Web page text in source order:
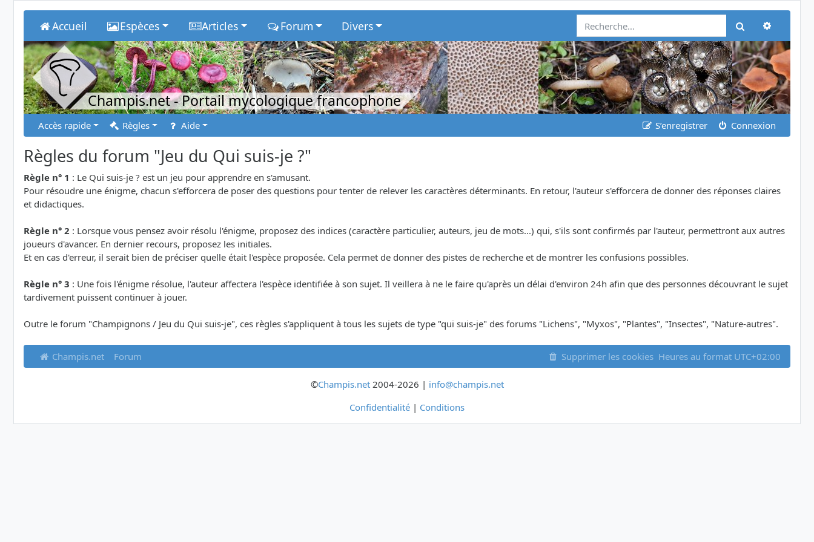
Accueil Espèces Articles Forum Divers Rechercher
Champis.net- Portail mycologique francophone
Accès rapide Règles Aide S’enregistrer Connexion
Règles du forum "Jeu du Qui suis-je ?"
Règle n° 1 : Le Qui suis-je ? est un jeu pour apprendre en s'amusant.
Pour résoudre une énigme, chacun s'efforcera de poser des questions pour tenter de relever les caractères déterminants. En retour, l'auteur s'efforcera de donner des réponses claires
et didactiques.
Règle n° 2 : Lorsque vous pensez avoir résolu l'énigme, proposez des indices (caractère particulier, auteurs, jeu de mots...) qui, s'ils sont confirmés par l'auteur, permettront aux autres
joueurs d'avancer. En dernier recours, proposez les initiales.
Et en cas d'erreur, il serait bien de préciser quelle était l'espèce proposée. Cela permet de donner des pistes de recherche et de montrer les confusions possibles.
Règle n° 3 : Une fois l'énigme résolue, l'auteur affectera l'espèce identifiée à son sujet. Il veillera à ne le faire qu'après un délai d'environ 24h afin que des personnes découvrant le sujet
tardivement puissent continuer à jouer.
Outre le forum "Champignons / Jeu du Qui suis-je", ces règles s'appliquent à tous les sujets de type "qui suis-je" des forums "Lichens", "Myxos", "Plantes", "Insectes", "Nature-autres".
Champis.net Forum Supprimer les cookies Heures au format UTC+02:00
©Champis.net2004-2026 | info@champis.net
Confidentialité | Conditions